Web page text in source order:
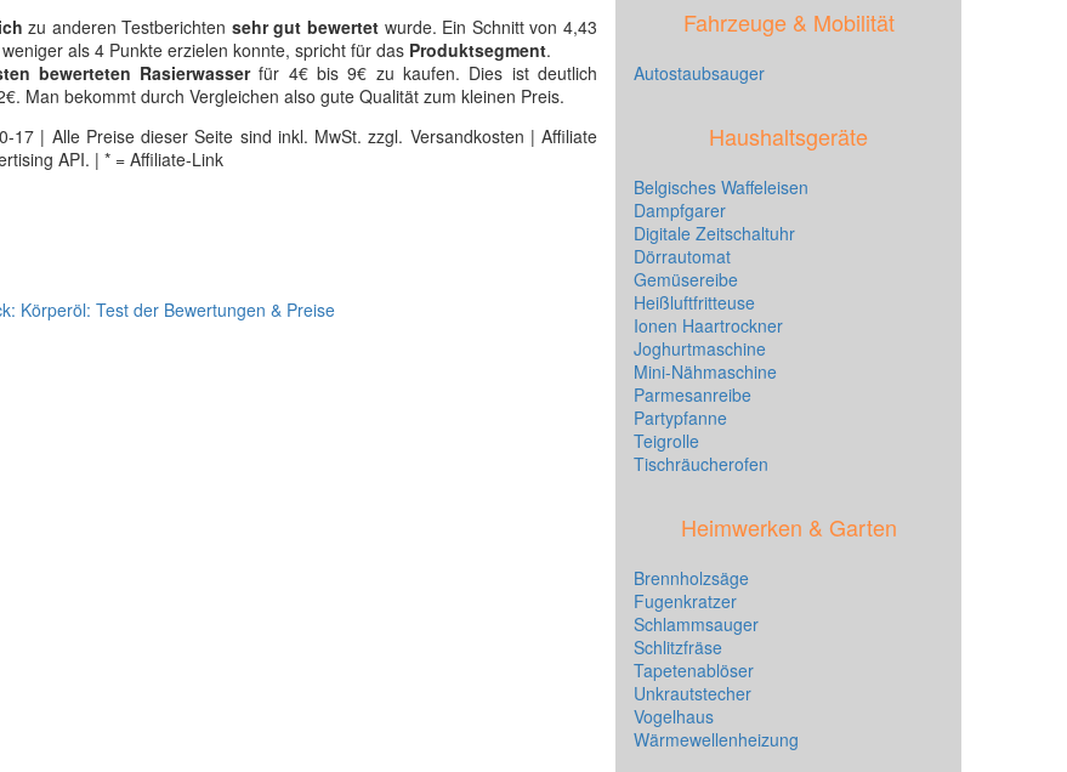
zu anderen Testberichten sehr gut bewertet wurde. Ein Schnitt von 4,43
als 4 Punkte erzielen konnte, spricht für das Produktsegment.
bewerteten Rasierwasserfür 4€ bis 9€ zu kaufen. Dies ist deutlich
Man bekommt durch Vergleichen also gute Qualität zum kleinen Preis.
17 | Alle Preise dieser Seite sind inkl. MwSt. zzgl. Versandkosten | Affiliate
API. | * = Affiliate-Link
Körperöl: Test der Bewertungen & Preise
Fahrzeuge & Mobilität
Autostaubsauger
Haushaltsgeräte
Belgisches Waffeleisen
Dampfgarer
Digitale Zeitschaltuhr
Dörrautomat
Gemüsereibe
Heißluftfritteuse
Ionen Haartrockner
Joghurtmaschine
Mini-Nähmaschine
Parmesanreibe
Partypfanne
Teigrolle
Tischräucherofen
Heimwerken & Garten
Brennholzsäge
Fugenkratzer
Schlammsauger
Schlitzfräse
Tapetenablöser
Unkrautstecher
Vogelhaus
Wärmewellenheizung